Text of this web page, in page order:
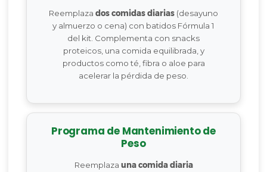
Reemplaza dos comidas diarias (desayuno
y almuerzo o cena) con batidos Fórmula 1
del kit. Complementa con snacks
proteicos, una comida equilibrada, y
productos como té, fibra o aloe para
acelerar la pérdida de peso.
Programa de Mantenimiento de
Peso
Reemplaza una comida diaria